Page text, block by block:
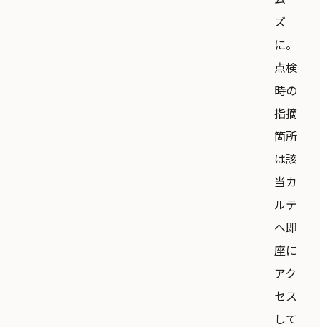
ズ
に。
点検
時の
指摘
箇所
は該
当カ
ルテ
へ即
座に
アク
セス
して